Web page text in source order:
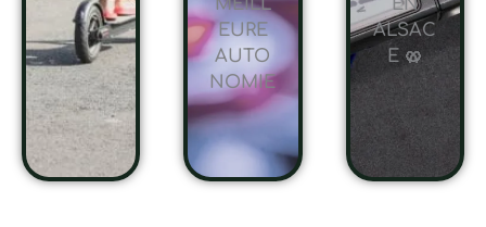
MEILL
EURE
AUTO
NOMIE
EN
ALSAC
E 🥨